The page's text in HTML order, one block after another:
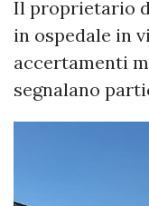
Il proprietario
in ospedale in
accertamenti
segnalano